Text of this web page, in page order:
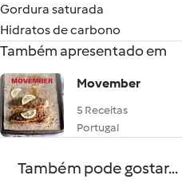
Gordura saturada
Hidratos de carbono
Também apresentado em
Movember
5 Receitas
Portugal
Também pode gostar...